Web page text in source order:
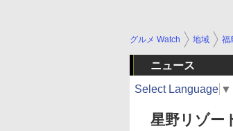
グルメ Watch 地域 福
ニュース
Select Language ▼
星野リゾー